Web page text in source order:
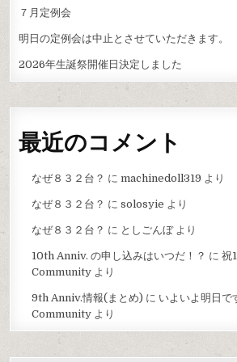
７月定例会
明日の定例会は中止とさせていただきます。
2026年生誕祭開催日決定しました
最近のコメント
なぜ８３２台？ に machinedoll319 より
なぜ８３２台？ に solosyie より
なぜ８３２台？ に としごんぼより
10th Anniv. の申し込みはいつだ！？ に 祝
Communityより
9th Anniv.情報(まとめ) に いよいよ明日
Communityより